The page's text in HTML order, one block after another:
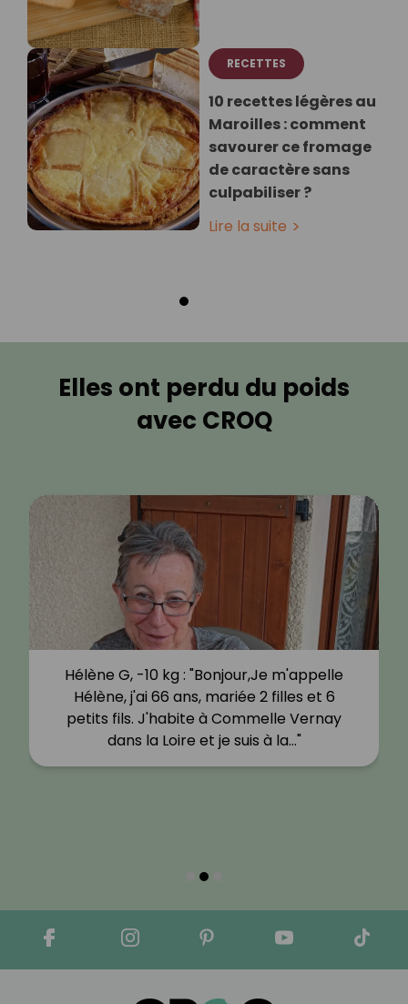
RECETTES
10 recettes légères au
Maroilles : comment
savourer ce fromage
de caractère sans
culpabiliser ?
Lire la suite
Elles ont perdu du poids
avec CROQ
Véronique r, -15 kg : "Je m’appelle
Véronique, j’ai 51 ans, je vis au Québec
depuis 12 ans bientôt, avant j’étais en
région parisienne, je suis en couple…"